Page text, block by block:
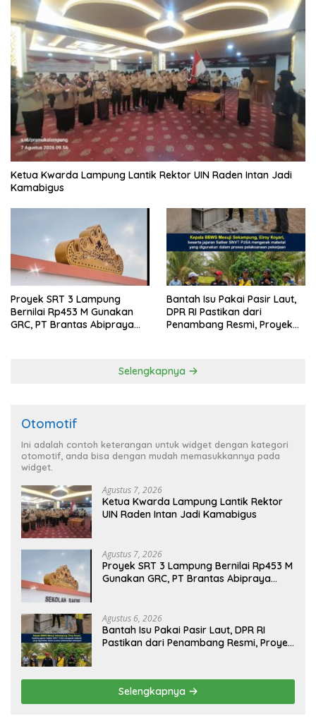
Ketua Kwarda Lampung Lantik Rektor UIN Raden Intan Jadi
Kamabigus
Proyek SRT 3 Lampung
Bernilai Rp453 M Gunakan
GRC, PT Brantas Abipraya
Bantah Isu Pakai Pasir Laut,
DPR RI Pastikan dari
Penambang Resmi, Proyek
Selengkapnya
Otomotif
Ini adalah contoh keterangan untuk widget dengan kategori
otomotif, anda bisa dengan mudah memasukkannya pada
widget.
Agustus 7, 2026
Ketua Kwarda Lampung Lantik Rektor
UIN Raden Intan Jadi Kamabigus
Agustus 7, 2026
Proyek SRT 3 Lampung Bernilai Rp453 M
Gunakan GRC, PT Brantas Abipraya
Agustus 6, 2026
Bantah Isu Pakai Pasir Laut, DPR RI
Pastikan dari Penambang Resmi, Proyek
Selengkapnya